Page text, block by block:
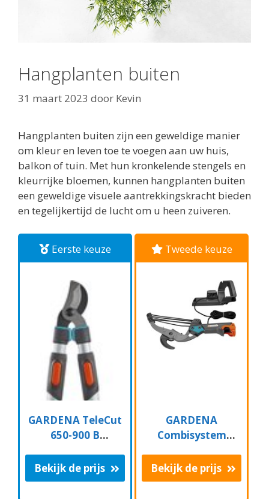
Hangplanten buiten
31 maart 2023 door Kevin
Hangplanten buiten zijn een geweldige manier
om kleur en leven toe te voegen aan uw huis,
balkon of tuin. Met hun kronkelende stengels en
kleurrijke bloemen, kunnen hangplanten buiten
een geweldige visuele aantrekkingskracht bieden
en tegelijkertijd de lucht om u heen zuiveren.
Eerste keuze
GARDENA TeleCut
650-900 B
Uitschuifbare
armen - tot max 90
Bekijk de prijs
Tweede keuze
GARDENA
Combisystem
Boomschaar
Takkenschaar -
Bekijk de prijs